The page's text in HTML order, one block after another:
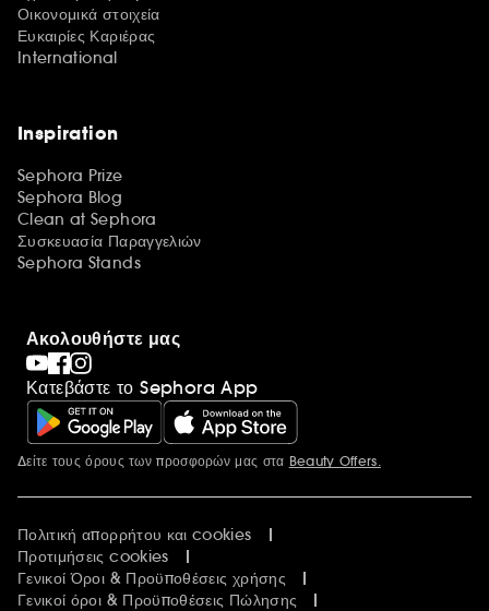
Οικονομικά στοιχεία
Ευκαιρίες Καριέρας
International
Inspiration
Sephora Prize
Sephora Blog
Clean at Sephora
Συσκευασία Παραγγελιών
Sephora Stands
Ακολουθήστε μας
Κατεβάστε το Sephora App
Περισσότερες πληροφορίες
Δείτε τους όρους των προσφορών μας στα Beauty Offers.
Πολιτική απορρήτου και cookies
Προτιμήσεις cookies
Γενικοί Όροι & Προϋποθέσεις χρήσης
Γενικοί όροι & Προϋποθέσεις Πώλησης